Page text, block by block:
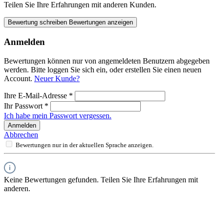
Teilen Sie Ihre Erfahrungen mit anderen Kunden.
Bewertung schreiben Bewertungen anzeigen
Anmelden
Bewertungen können nur von angemeldeten Benutzern abgegeben
werden. Bitte loggen Sie sich ein, oder erstellen Sie einen neuen
Account. Neuer Kunde?
Ihre E-Mail-Adresse *
Ihr Passwort *
Ich habe mein Passwort vergessen.
Anmelden
Abbrechen
Bewertungen nur in der aktuellen Sprache anzeigen.
Keine Bewertungen gefunden. Teilen Sie Ihre Erfahrungen mit
anderen.